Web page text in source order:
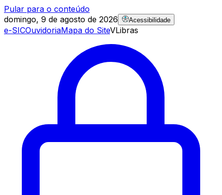
Pular para o conteúdo
domingo, 9 de agosto de 2026
Acessibilidade
e-SICOuvidoriaMapa do SiteVLibras